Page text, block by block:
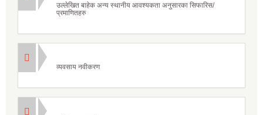
उल्लेखित बाहेक अन्य स्थानीय आवश्यकता अनुसारका सिफारिस/
प्रमाणितहरु
व्यवसाय नवीकरण